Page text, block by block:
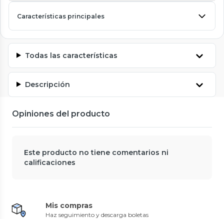
Características principales
Todas las características
Descripción
Opiniones del producto
Este producto no tiene comentarios ni
calificaciones
Mis compras
Haz seguimiento y descarga boletas